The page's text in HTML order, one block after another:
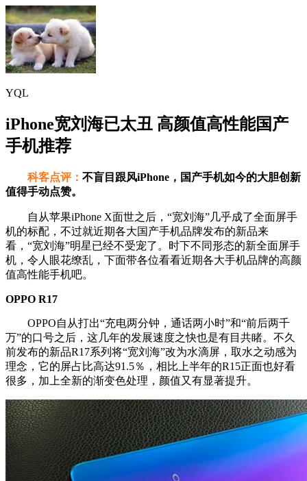
YQL
iPhone宽刘海已太丑 高颜值高性能国产
手机推荐
科客点评： 不盲目跟风iPhone，国产手机如今的大胆创新
值得手动点赞。
自从苹果iPhone X面世之后，“宽刘海”几乎成了全面屏手
机的标配，不过就近期各大国产手机品牌发布的新品来
看，“宽刘海”明星已经不受宠了。时下不同形态的新全面屏手
机，令人眼花缭乱，下面带各位看看近期各大手机品牌的高颜
值高性能手机吧。
OPPO R17
OPPO自从打出“充电两分钟，通话两小时”和“前后两千
万”的口号之后，这几年的发展速度之快也是有目共睹。不久
前发布的新品R17系列将“宽刘海”改为水滴屏，取水之动感为
理念，它的屏占比高达91.5％，相比上半年的R15正面也好看
很多，加上全新的渐变色处理，颜值又有显著提升。